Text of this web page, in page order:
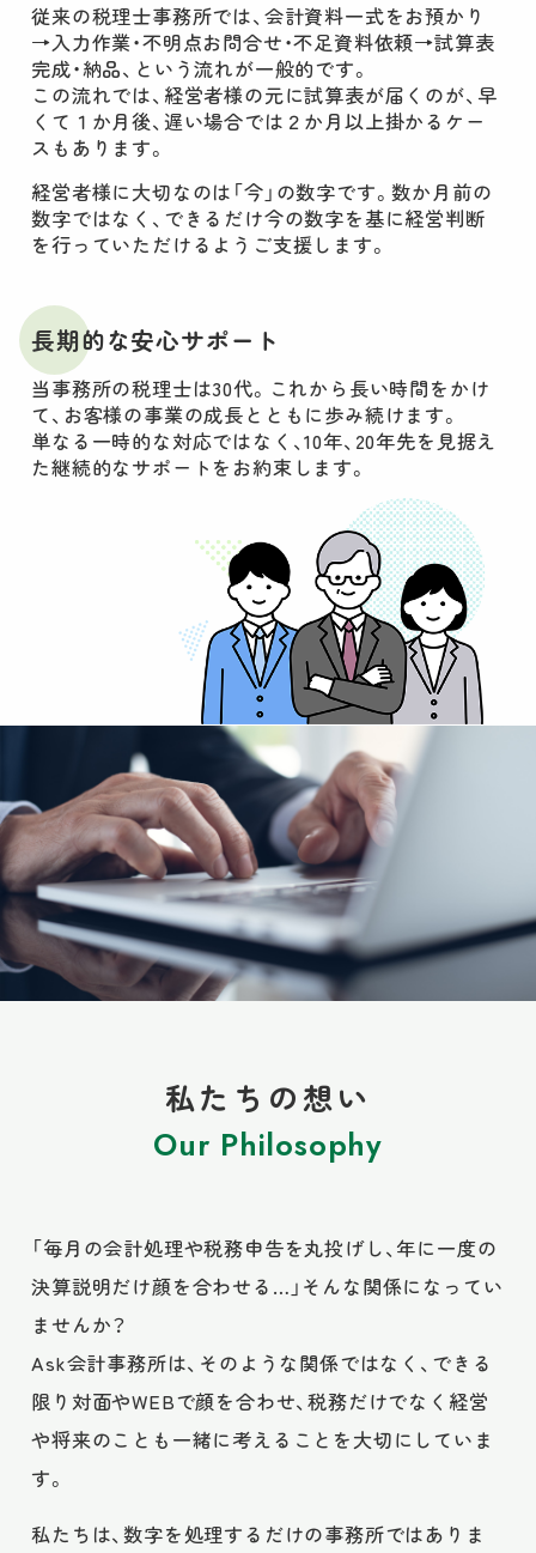
従来の税理士事務所では、会計資料一式をお預かり
→入力作業・不明点お問合せ・不足資料依頼→試算表
完成・納品、という流れが一般的です。
この流れでは、経営者様の元に試算表が届くのが、早
くて１か月後、遅い場合では２か月以上掛かるケー
スもあります。
経営者様に大切なのは「今」の数字です。数か月前の
数字ではなく、できるだけ今の数字を基に経営判断
を行っていただけるようご支援します。
長期的な安心サポート
当事務所の税理士は30代。これから長い時間をかけ
て、お客様の事業の成長とともに歩み続けます。
単なる一時的な対応ではなく、10年、20年先を見据え
た継続的なサポートをお約束します。
私たちの想い
Our Philosophy
「毎月の会計処理や税務申告を丸投げし、年に一度の
決算説明だけ顔を合わせる…」そんな関係になってい
ませんか？
Ask会計事務所は、そのような関係ではなく、できる
限り対面やWEBで顔を合わせ、税務だけでなく経営
や将来のことも一緒に考えることを大切にしていま
す。
私たちは、数字を処理するだけの事務所ではありま